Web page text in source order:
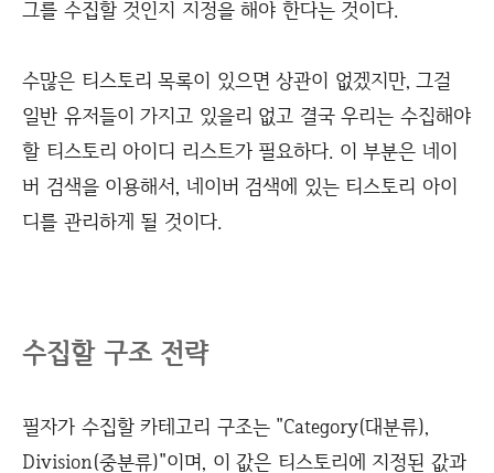
그를 수집할 것인지 지정을 해야 한다는 것이다.
수많은 티스토리 목록이 있으면 상관이 없겠지만, 그걸
일반 유저들이 가지고 있을리 없고 결국 우리는 수집해야
할 티스토리 아이디 리스트가 필요하다. 이 부분은 네이
버 검색을 이용해서, 네이버 검색에 있는 티스토리 아이
디를 관리하게 될 것이다.
수집할 구조 전략
필자가 수집할 카테고리 구조는 "Category(대분류),
Division(중분류)"이며, 이 값은 티스토리에 지정된 값과